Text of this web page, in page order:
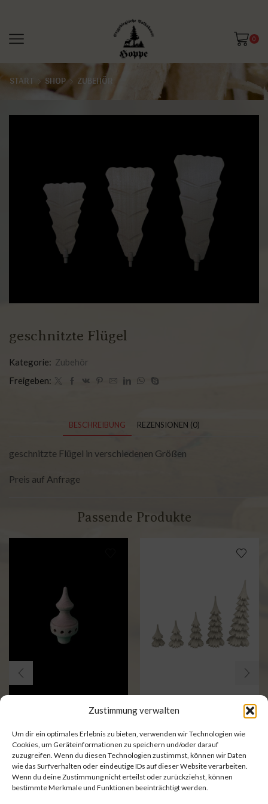
Zustimmung verwalten
Um dir ein optimales Erlebnis zu bieten, verwenden wir Technologien wie
Cookies, um Geräteinformationen zu speichern und/oder darauf
zuzugreifen. Wenn du diesen Technologien zustimmst, können wir Daten
wie das Surfverhalten oder eindeutige IDs auf dieser Website verarbeiten.
Wenn du deine Zustimmung nicht erteilst oder zurückziehst, können
bestimmte Merkmale und Funktionen beeinträchtigt werden.
0
START SHOP ZUBEHÖR
geschnitzte Flügel
Kategorie: Zubehör
Freigeben:
BESCHREIBUNG REZENSIONEN (0)
geschnitzte Flügel in verschiedenen Größen
Preis auf Anfrage
Passende Produkte
verschiedene
Größen